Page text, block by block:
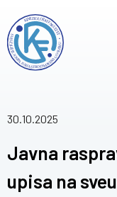
30.10.2025
Javna
upisa na